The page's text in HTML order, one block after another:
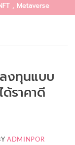
, Metaverse
งทุนแบบ
ด้ราคาดี
ADMINPOR